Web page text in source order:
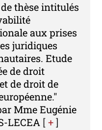
thèse intitulés
aux prises
juridiques
Etude
de droit
de droit de
Mme Eugénie
LECEA [+]